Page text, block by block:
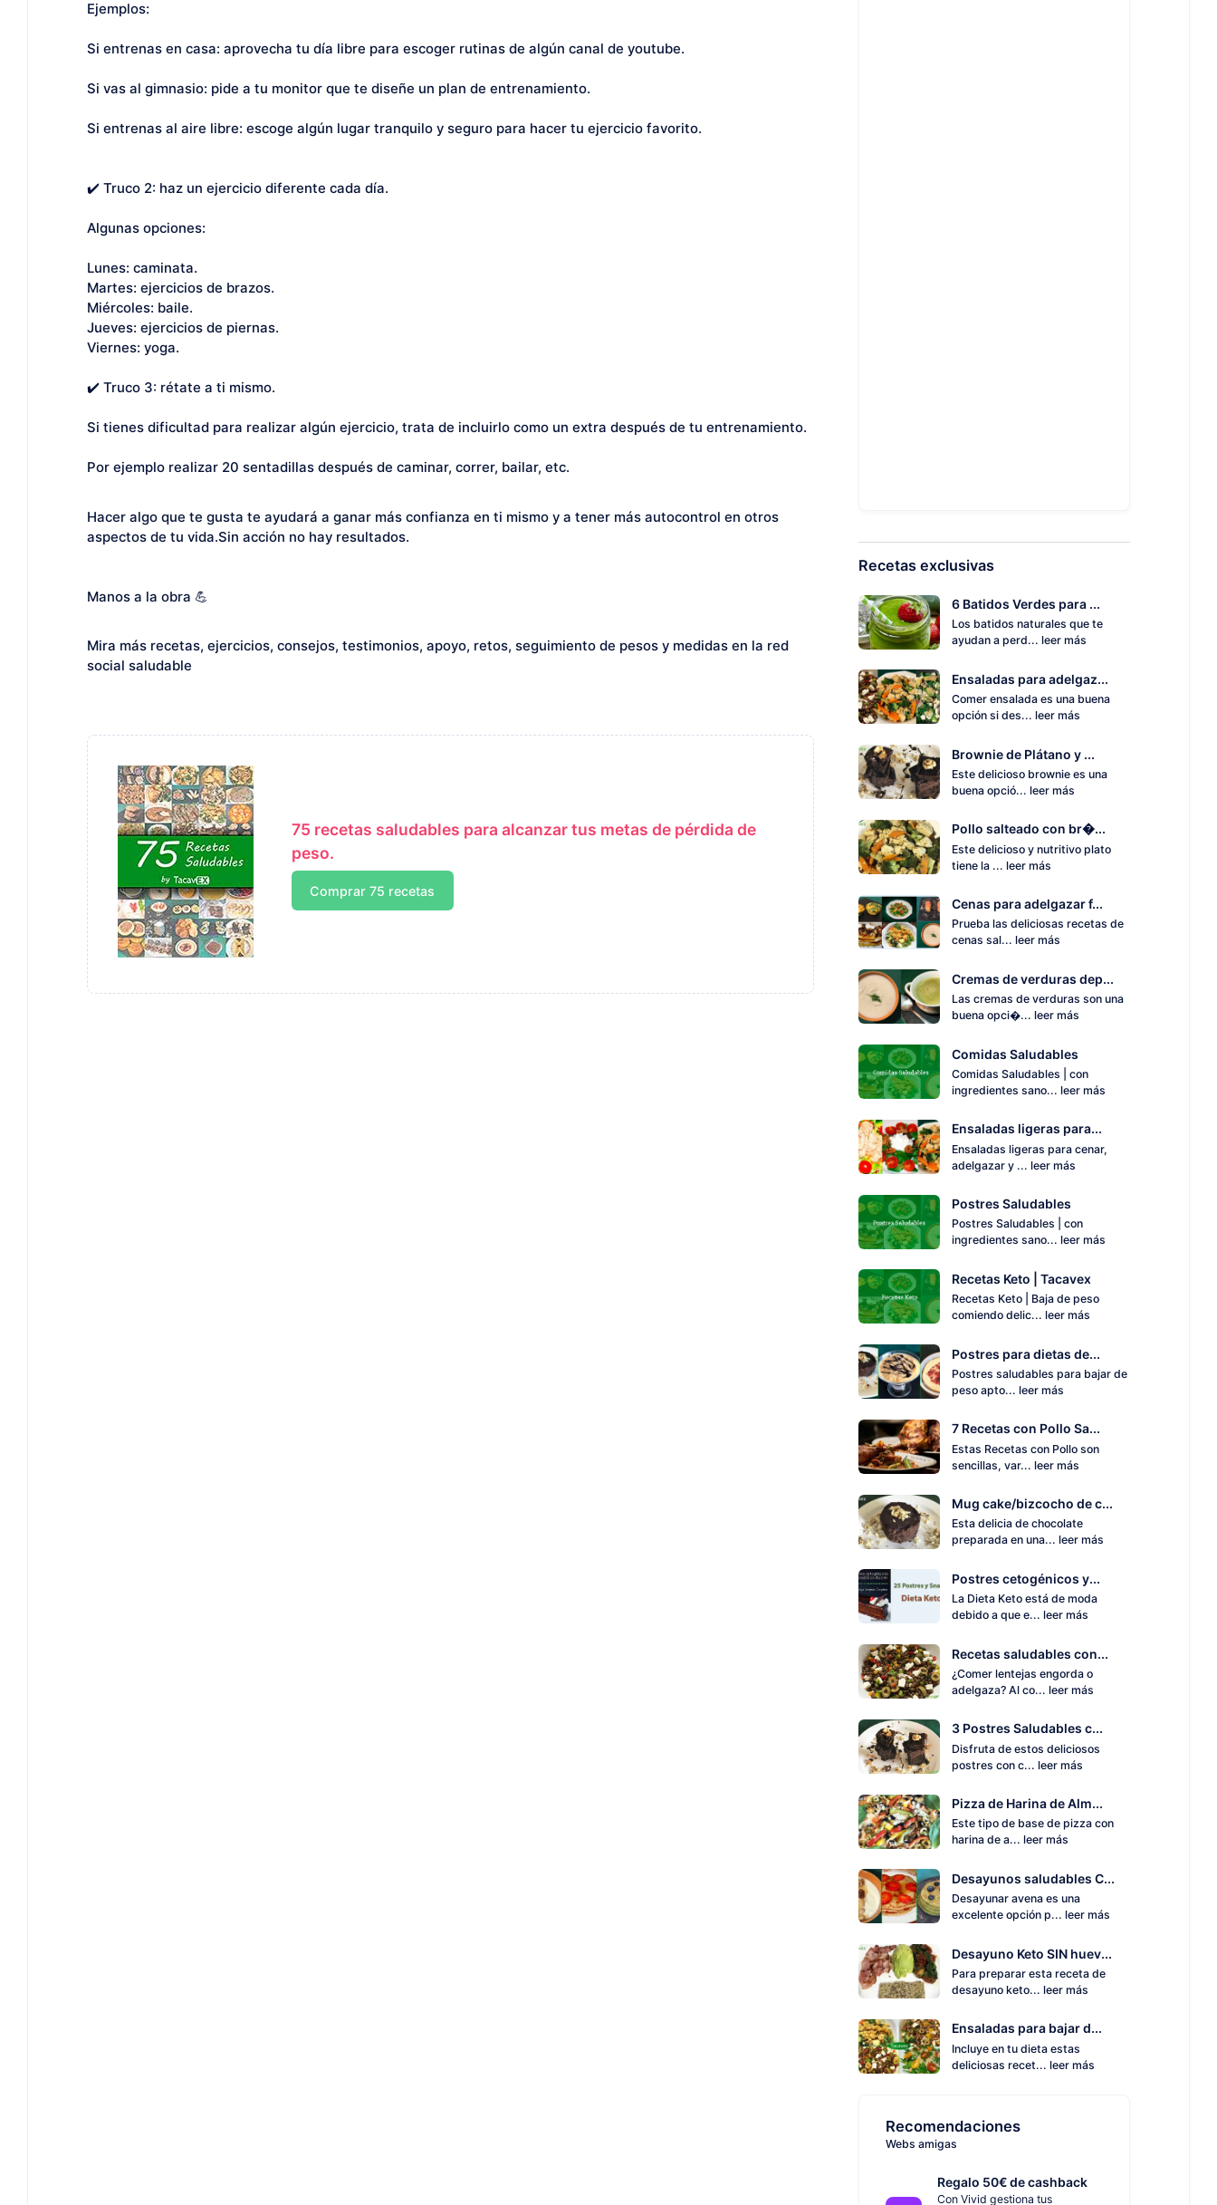
Ejemplos:
Si entrenas en casa: aprovecha tu día libre para escoger rutinas de algún canal de youtube.
Si vas al gimnasio: pide a tu monitor que te diseñe un plan de entrenamiento.
Si entrenas al aire libre: escoge algún lugar tranquilo y seguro para hacer tu ejercicio favorito.
✔️ Truco 2: haz un ejercicio diferente cada día.
Algunas opciones:
Lunes: caminata.
Martes: ejercicios de brazos.
Miércoles: baile.
Jueves: ejercicios de piernas.
Viernes: yoga.
✔️ Truco 3: rétate a ti mismo.
Si tienes dificultad para realizar algún ejercicio, trata de incluirlo como un extra después de tu entrenamiento.
Por ejemplo realizar 20 sentadillas después de caminar, correr, bailar, etc.
Hacer algo que te gusta te ayudará a ganar más confianza en ti mismo y a tener más autocontrol en otros
aspectos de tu vida.Sin acción no hay resultados.
Manos a la obra 💪
Mira más recetas, ejercicios, consejos, testimonios, apoyo, retos, seguimiento de pesos y medidas en la red
social saludable
75 recetas saludables para alcanzar tus metas de pérdida de
peso.
Comprar 75 recetas
Recetas exclusivas
6 Batidos Verdes para ...
Los batidos naturales que te
ayudan a perd... leer más
Ensaladas para adelgaz...
Comer ensalada es una buena
opción si des... leer más
Brownie de Plátano y ...
Este delicioso brownie es una
buena opció... leer más
Pollo salteado con br�...
Este delicioso y nutritivo plato
tiene la ... leer más
Cenas para adelgazar f...
Prueba las deliciosas recetas de
cenas sal... leer más
Cremas de verduras dep...
Las cremas de verduras son una
buena opci�... leer más
Comidas Saludables
Comidas Saludables | con
ingredientes sano... leer más
Ensaladas ligeras para...
Ensaladas ligeras para cenar,
adelgazar y ... leer más
Postres Saludables
Postres Saludables | con
ingredientes sano... leer más
Recetas Keto | Tacavex
Recetas Keto | Baja de peso
comiendo delic... leer más
Postres para dietas de...
Postres saludables para bajar de
peso apto... leer más
7 Recetas con Pollo Sa...
Estas Recetas con Pollo son
sencillas, var... leer más
Mug cake/bizcocho de c...
Esta delicia de chocolate
preparada en una... leer más
Postres cetogénicos y...
La Dieta Keto está de moda
debido a que e... leer más
Recetas saludables con...
¿Comer lentejas engorda o
adelgaza? Al co... leer más
3 Postres Saludables c...
Disfruta de estos deliciosos
postres con c... leer más
Pizza de Harina de Alm...
Este tipo de base de pizza con
harina de a... leer más
Desayunos saludables C...
Desayunar avena es una
excelente opción p... leer más
Desayuno Keto SIN huev...
Para preparar esta receta de
desayuno keto... leer más
Ensaladas para bajar d...
Incluye en tu dieta estas
deliciosas recet... leer más
Recomendaciones
Webs amigas
Regalo 50€ de cashback
Con Vivid gestiona tus